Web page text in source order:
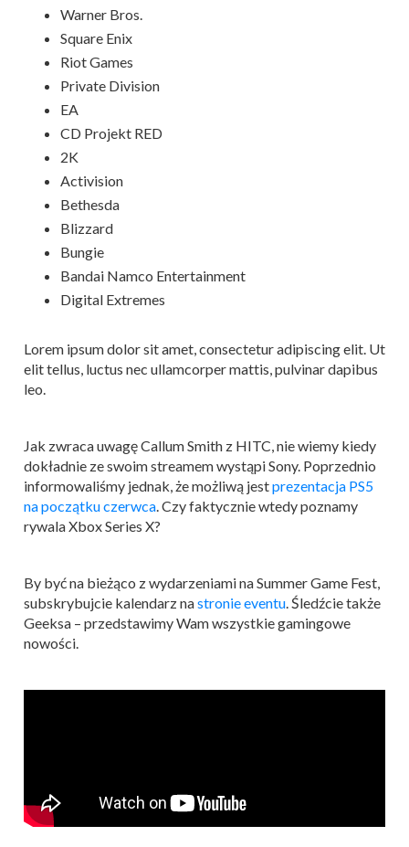
Warner Bros.
Square Enix
Riot Games
Private Division
EA
CD Projekt RED
2K
Activision
Bethesda
Blizzard
Bungie
Bandai Namco Entertainment
Digital Extremes
Lorem ipsum dolor sit amet, consectetur adipiscing elit. Ut
elit tellus, luctus nec ullamcorper mattis, pulvinar dapibus
leo.
Jak zwraca uwagę Callum Smith z HITC, nie wiemy kiedy
dokładnie ze swoim streamem wystąpi Sony. Poprzednio
informowaliśmy jednak, że możliwą jestprezentacja PS5
na początku czerwca. Czy faktycznie wtedy poznamy
rywala Xbox Series X?
By być na bieżąco z wydarzeniami na Summer Game Fest,
subskrybujcie kalendarz nastronie eventu. Śledźcie także
Geeksa – przedstawimy Wam wszystkie gamingowe
nowości.